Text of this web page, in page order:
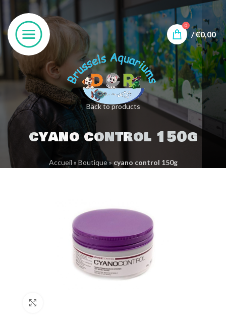
0
/€0,00
Back to products
cyano control 150g
Accueil » Boutique» cyano control 150g